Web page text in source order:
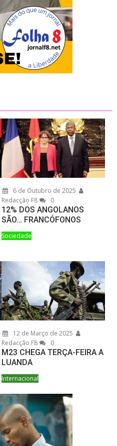
6 de Outubro de 2025
Redacção F8
0
12% DOS ANGOLANOS
SÃO… FRANCÓFONOS
Sociedade
12 de Março de 2025
Redacção F8
0
M23 CHEGA TERÇA-FEIRA A
LUANDA
Internacional